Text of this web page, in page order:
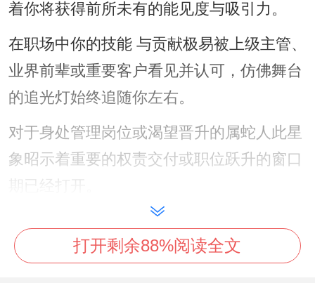
着你将获得前所未有的能见度与吸引力。
在职场中你的技能 与贡献极易被上级主管、
业界前辈或重要客户看见并认可，仿佛舞台
的追光灯始终追随你左右。
对于身处管理岗位或渴望晋升的属蛇人此星
象昭示着重要的权责交付或职位跃升的窗口
文昌贵人 的同步入驻，则为这份显赫的运势
注入了深邃的智慧与巧思
打开剩余88%阅读全文